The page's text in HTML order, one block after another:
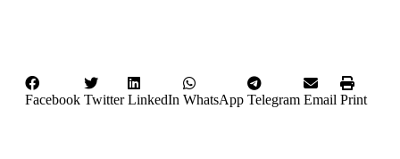
Facebook Twitter LinkedIn WhatsApp Telegram Email Print